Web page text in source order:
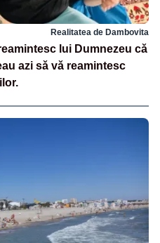
Realitatea de Dambovita
lui Dumnezeu cǎ
azi sǎ vǎ reamintesc